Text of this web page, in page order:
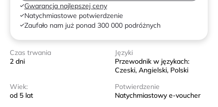
Gwarancja najlepszej ceny
Natychmiastowe potwierdzenie
Zaufało nam już ponad 300 000 podróżnych
Czas trwania
2 dni
Języki
Przewodnik w językach:
Czeski, Angielski, Polski
Wiek:
od 5 lat
Potwierdzenie
Natychmiastowy e-voucher